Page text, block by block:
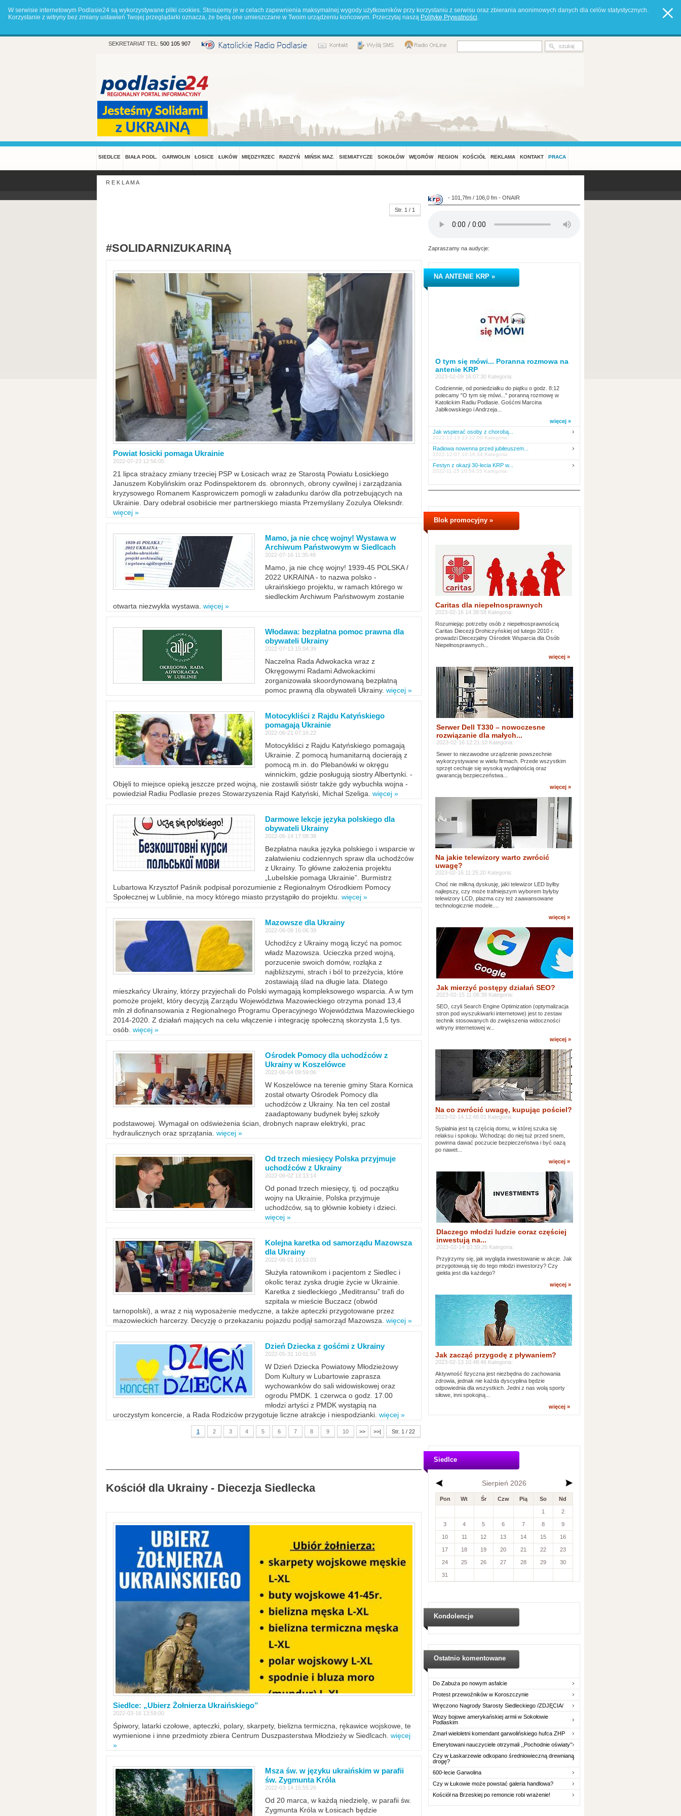
W serwisie internetowym Podlasie24 są wykorzystywane pliki cookies. Stosujemy je w celach zapewnienia maksymalnej wygody użytkowników przy korzystaniu z serwisu oraz zbierania anonimowych danych dla celów statystycznych.
Korzystanie z witryny bez zmiany ustawień Twojej przeglądarki oznacza, że będą one umieszczane w Twoim urządzeniu końcowym. Przeczytaj naszą Politykę Prywatności.
SEKRETARIAT TEL: 500 105 907
SIEDLCE BIAŁA PODL. GARWOLIN ŁOSICE ŁUKÓW MIĘDZYRZEC RADZYŃ MIŃSK MAZ. SIEMIATYCZE SOKOŁÓW WĘGRÓW REGION KOŚCIÓŁ REKLAMA KONTAKT PRACA
R E K L A M A
Str. 1 / 1
#SOLIDARNIZUKARINĄ
Powiat łosicki pomaga Ukrainie
2022-07-23 12:56:05
21 lipca strażacy zmiany trzeciej PSP w Łosicach wraz ze Starostą Powiatu Łosickiego
Januszem Kobylińskim oraz Podinspektorem ds. obronnych, obrony cywilnej i zarządzania
kryzysowego Romanem Kasprowiczem pomogli w załadunku darów dla potrzebujących na
Ukrainie. Dary odebrał osobiście mer partnerskiego miasta Przemyślany Zozulya Oleksndr.
więcej »
Mamo, ja nie chcę wojny! Wystawa w
Archiwum Państwowym w Siedlcach
2022-07-16 11:35:48
Mamo, ja nie chcę wojny! 1939-45 POLSKA /
2022 UKRAINA - to nazwa polsko -
ukraińskiego projektu, w ramach którego w
siedleckim Archiwum Państwowym zostanie
otwarta niezwykła wystawa. więcej »
Włodawa: bezpłatna pomoc prawna dla
obywateli Ukrainy
2022-07-13 15:04:39
Naczelna Rada Adwokacka wraz z
Okręgowymi Radami Adwokackimi
zorganizowała skoordynowaną bezpłatną
pomoc prawną dla obywateli Ukrainy. więcej »
Motocykliści z Rajdu Katyńskiego
pomagają Ukrainie
2022-06-21 07:16:22
Motocykliści z Rajdu Katyńskiego pomagają
Ukrainie. Z pomocą humanitarną docierają z
pomocą m.in. do Plebanówki w okręgu
winnickim, gdzie posługują siostry Albertynki. -
Objęli to miejsce opieką jeszcze przed wojną, nie zostawili sióstr także gdy wybuchła wojna -
powiedział Radiu Podlasie prezes Stowarzyszenia Rajd Katyński, Michał Szeliga. więcej »
Darmowe lekcje języka polskiego dla
obywateli Ukrainy
2022-06-14 17:08:38
Bezpłatna nauka języka polskiego i wsparcie w
załatwieniu codziennych spraw dla uchodźców
z Ukrainy. To główne założenia projektu
„Lubelskie pomaga Ukrainie”. Burmistrz
Lubartowa Krzysztof Paśnik podpisał porozumienie z Regionalnym Ośrodkiem Pomocy
Społecznej w Lublinie, na mocy którego miasto przystąpiło do projektu. więcej »
Mazowsze dla Ukrainy
2022-06-09 16:06:39
Uchodźcy z Ukrainy mogą liczyć na pomoc
władz Mazowsza. Ucieczka przed wojną,
porzucenie swoich domów, rozłąka z
najbliższymi, strach i ból to przeżycia, które
zostawiają ślad na długie lata. Dlatego
mieszkańcy Ukrainy, którzy przyjechali do Polski wymagają kompleksowego wsparcia. A w tym
pomoże projekt, który decyzją Zarządu Województwa Mazowieckiego otrzyma ponad 13,4
mln zł dofinansowania z Regionalnego Programu Operacyjnego Województwa Mazowieckiego
2014-2020. Z działań mających na celu włączenie i integrację społeczną skorzysta 1,5 tys.
osób. więcej »
Ośrodek Pomocy dla uchodźców z
Ukrainy w Koszelówce
2022-06-04 09:59:06
W Koszelówce na terenie gminy Stara Kornica
został otwarty Ośrodek Pomocy dla
uchodźców z Ukrainy. Na ten cel został
zaadaptowany budynek byłej szkoły
podstawowej. Wymagał on odświeżenia ścian, drobnych napraw elektryki, prac
hydraulicznych oraz sprzątania. więcej »
Od trzech miesięcy Polska przyjmuje
uchodźców z Ukrainy
2022-06-02 13:13:14
Od ponad trzech miesięcy, tj. od początku
wojny na Ukrainie, Polska przyjmuje
uchodźców, są to głównie kobiety i dzieci.
więcej »
Kolejna karetka od samorządu Mazowsza
dla Ukrainy
2022-06-01 10:53:03
Służyła ratownikom i pacjentom z Siedlec i
okolic teraz zyska drugie życie w Ukrainie.
Karetka z siedleckiego „Meditransu” trafi do
szpitala w mieście Buczacz (obwód
tarnopolski), a wraz z nią wyposażenie medyczne, a także apteczki przygotowane przez
mazowieckich harcerzy. Decyzję o przekazaniu pojazdu podjął samorząd Mazowsza. więcej »
Dzień Dziecka z gośćmi z Ukrainy
2022-05-31 10:01:55
W Dzień Dziecka Powiatowy Młodzieżowy
Dom Kultury w Lubartowie zaprasza
wychowanków do sali widowiskowej oraz
ogrodu PMDK. 1 czerwca o godz. 17.00
młodzi artyści z PMDK wystąpią na
uroczystym koncercie, a Rada Rodziców przygotuje liczne atrakcje i niespodzianki. więcej »
1 2 3 4 5 6 7 8 9 10 >> >>| Str. 1 / 22
Kościół dla Ukrainy - Diecezja Siedlecka
Siedlce: „Ubierz Żołnierza Ukraińskiego”
2022-03-16 13:59:00
Śpiwory, latarki czołowe, apteczki, polary, skarpety, bielizna termiczna, rękawice wojskowe, te
wymienione i inne przedmioty zbiera Centrum Duszpasterstwa Młodzieży w Siedlcach. więcej
»
Msza św. w języku ukraińskim w parafii
św. Zygmunta Króla
2022-03-14 15:55:26
Od 20 marca, w każdą niedzielę, w parafii św.
Zygmunta Króla w Łosicach będzie
- 101,7fm / 106,0 fm - ONAIR
Zapraszamy na audycje:
NA ANTENIE KRP »
O tym się mówi... Poranna rozmowa na
antenie KRP
2023-02-09 16:07:30 Kategoria:
Codziennie, od poniedziałku do piątku o godz. 8:12
polecamy "O tym się mówi..." poranną rozmowę w
Katolickim Radiu Podlasie. Gośćmi Marcina
Jabłkowskiego i Andrzeja...
więcej »
Jak wspierać osoby z chorobą...
2022-12-13 13:12:00 Kategoria:
Radiowa nowenna przed jubileuszem...
2022-12-07 10:16:34 Kategoria:
Festyn z okazji 30-lecia KRP w...
2022-11-25 10:54:35 Kategoria:
Blok promocyjny »
Caritas dla niepełnosprawnych
2023-02-16 14:38:58 Kategoria:
Rozumiejąc potrzeby osób z niepełnosprawnością
Caritas Diecezji Drohiczyńskiej od lutego 2010 r.
prowadzi Diecezjalny Ośrodek Wsparcia dla Osób
Niepełnosprawnych...
więcej »
Serwer Dell T330 – nowoczesne
rozwiązanie dla małych...
2023-02-16 12:21:10 Kategoria:
Sewer to niezawodne urządzenie powszechnie
wykorzystywane w wielu firmach. Przede wszystkim
sprzęt cechuje się wysoką wydajnością oraz
gwarancją bezpieczeństwa...
więcej »
Na jakie telewizory warto zwrócić
uwagę?
2023-02-16 11:25:20 Kategoria:
Choć nie milkną dyskusję, jaki telewizor LED byłby
najlepszy, czy może trafniejszym wyborem byłyby
telewizory LCD, plazma czy też zaawansowane
technologicznie modele....
więcej »
Jak mierzyć postępy działań SEO?
2023-02-15 11:06:39 Kategoria:
SEO, czyli Search Engine Optimization (optymalizacja
stron pod wyszukiwarki internetowe) jest to zestaw
technik stosowanych do zwiększenia widoczności
witryny internetowej w...
więcej »
Na co zwrócić uwagę, kupując pościel?
2023-02-14 12:48:01 Kategoria:
Sypialnia jest tą częścią domu, w której szuka się
relaksu i spokoju. Wchodząc do niej tuż przed snem,
powinna dawać poczucie bezpieczeństwa i być oazą
po nawet...
więcej »
Dlaczego młodzi ludzie coraz częściej
inwestują na...
2023-02-14 10:39:26 Kategoria:
Przyjrzymy się, jak wygląda inwestowanie w akcje. Jak
przygotowują się do tego młodzi inwestorzy? Czy
giełda jest dla każdego?
więcej »
Jak zacząć przygodę z pływaniem?
2023-02-13 10:48:46 Kategoria:
Aktywność fizyczna jest niezbędna do zachowania
zdrowia, jednak nie każda dyscyplina będzie
odpowiednia dla wszystkich. Jedni z nas wolą sporty
siłowe, inni spokojną...
więcej »
Siedlce
Sierpień 2026
Pon Wt Śr Czw Pią So Nd
1 2
3 4 5 6 7 8 9
10 11 12 13 14 15 16
17 18 19 20 21 22 23
24 25 26 27 28 29 30
31
Kondolencje
Ostatnio komentowane
Do Zabuża po nowym asfalcie
Protest przewoźników w Koroszczynie
Wręczono Nagrody Starosty Siedleckiego /ZDJĘCIA/
Wozy bojowe amerykańskiej armii w Sokołowie
Podlaskim
Zmarł wieloletni komendant garwolińskiego hufca ZHP
Emerytowani nauczyciele otrzymali ,,Pochodnie oświaty’’
Czy w Łaskarzewie odkopano średniowieczną drewnianą
drogę?
600-lecie Garwolina
Czy w Łukowie może powstać galeria handlowa?
Kościół na Brzeskiej po remoncie robi wrażenie!